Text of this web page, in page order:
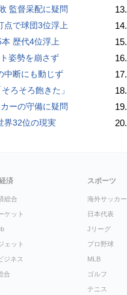
監督采配に疑問
点で球団3位浮上
歴代4位浮上
姿勢を崩さず
中断にも動じず
ろそろ飽きた」
ーの守備に疑問
界32位の現実
13.
14.
15.
16.
17.
18.
19.
20.
済
総合
ケット
ェット
ジネス
合
スポーツ
海外サッカー
日本代表
Jリーグ
プロ野球
MLB
ゴルフ
テニス